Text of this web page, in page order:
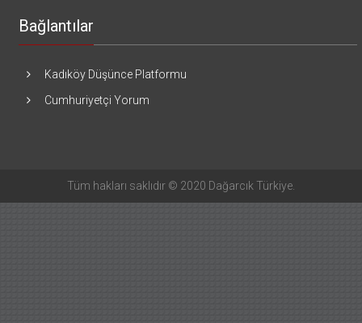
Bağlantılar
Kadıköy Düşünce Platformu
Cumhuriyetçi Yorum
Tüm hakları saklıdır © 2020 Dağarcık Türkiye.